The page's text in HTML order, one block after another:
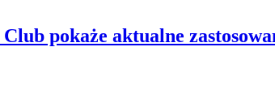
pokaże aktualne